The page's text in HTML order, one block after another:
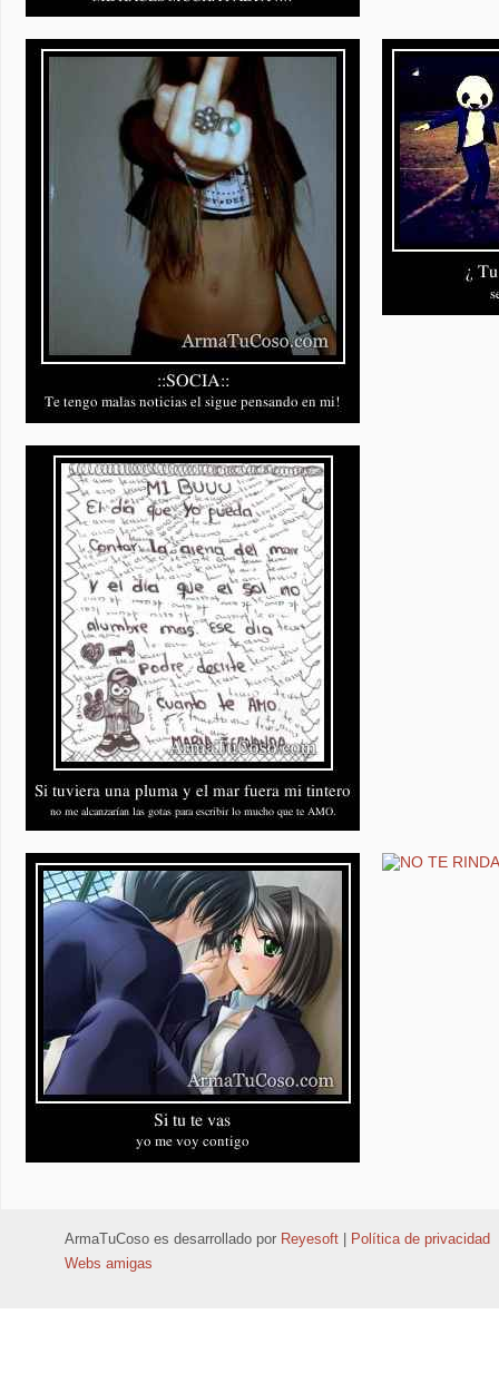
ArmaTuCoso es desarrollado por Reyesoft
Política de privacidad
Webs amigas